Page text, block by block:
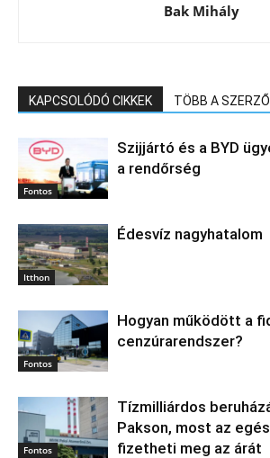
Bak Mihály
KAPCSOLÓDÓ CIKKEK TÖBB A
Fontos
Szijjártó és a BYD
a rendőrség
Itthon
Édesvíz nagyhatalom
Fontos
Hogyan működött a
cenzúrarendszer?
Fontos
Tízmilliárdos
Pakson, most az
fizetheti meg az árát